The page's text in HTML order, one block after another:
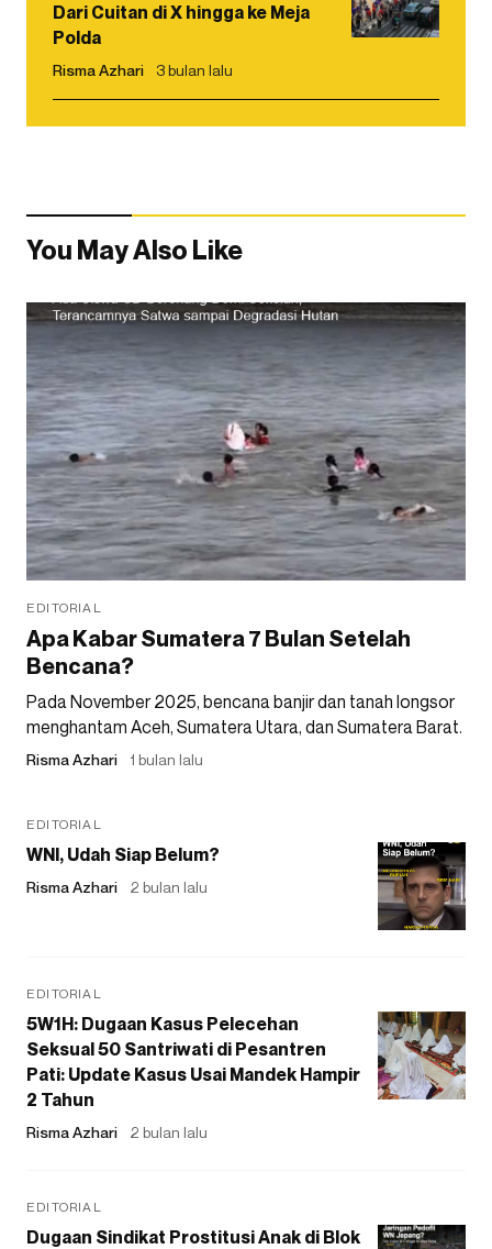
Dari Cuitan di X hingga ke Meja
Polda
Risma Azhari 3 bulan lalu
You May Also Like
EDITORIAL
Apa Kabar Sumatera 7 Bulan Setelah
Bencana?
Pada November 2025, bencana banjir dan tanah longsor
menghantam Aceh, Sumatera Utara, dan Sumatera Barat.
Risma Azhari 1 bulan lalu
EDITORIAL
WNI, Udah Siap Belum?
Risma Azhari 2 bulan lalu
EDITORIAL
5W1H: Dugaan Kasus Pelecehan
Seksual 50 Santriwati di Pesantren
Pati: Update Kasus Usai Mandek Hampir
2 Tahun
Risma Azhari 2 bulan lalu
EDITORIAL
Dugaan Sindikat Prostitusi Anak di Blok